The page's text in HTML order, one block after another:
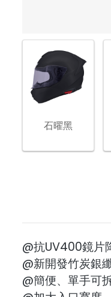
石曜黑
@抗UV400鏡片
@新開發竹炭銀
@簡便、單手可